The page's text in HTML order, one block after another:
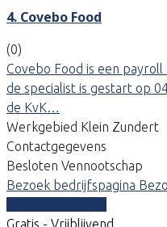
4. Covebo Food
(0)
Covebo Food is een
de specialist is gestart op
de KvK…
Werkgebied Klein Zundert
Contactgegevens
Besloten Vennootschap
Bezoek bedrijfspagina
Gratis - Vrijblijvend